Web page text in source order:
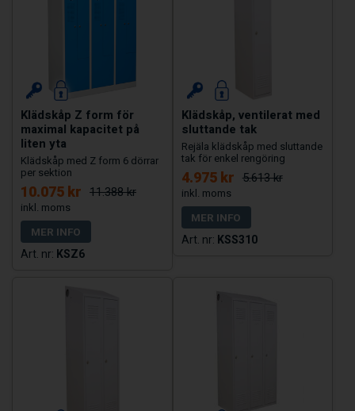
Klädskåp Z form för
maximal kapacitet på
liten yta
Klädskåp med Z form 6 dörrar
per sektion
10.075 kr 11.388 kr
MER INFO
KSZ6
Klädskåp, ventilerat med
sluttande tak
Rejäla klädskåp med sluttande
tak för enkel rengöring
4.975 kr 5.613 kr
MER INFO
KSS310